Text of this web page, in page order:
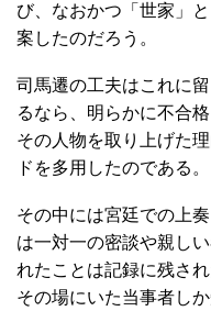
び、なおかつ「世家」
案したのだろう。
司馬遷の工夫はこれに
るなら、明らかに不合
その人物を取り上げた
ドを多用したのである。
その中には宮廷での上
は一対一の密談や親し
れたことは記録に残さ
その場にいた当事者し